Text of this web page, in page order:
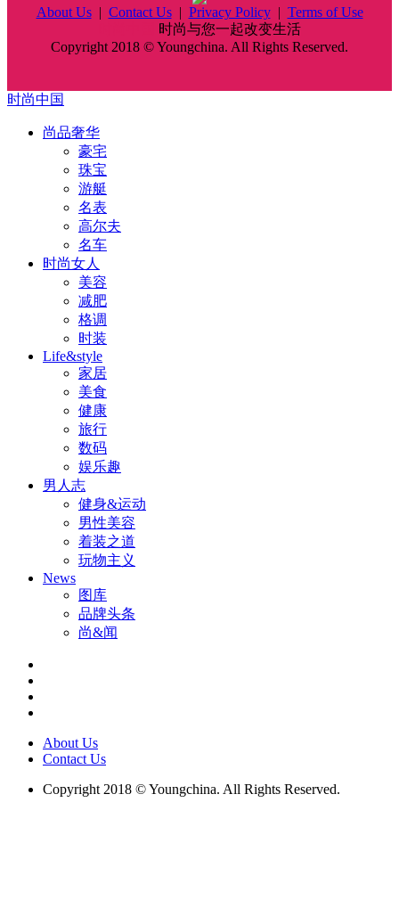
About Us| Contact Us| Privacy Policy| Terms of Use
时尚与您一起改变生活
Copyright 2018 © Youngchina. All Rights Reserved.
时尚中国
尚品奢华
豪宅
珠宝
游艇
名表
高尔夫
名车
时尚女人
美容
减肥
格调
时装
Life&style
家居
美食
健康
旅行
数码
娱乐趣
男人志
健身&运动
男性美容
着装之道
玩物主义
News
图库
品牌头条
尚&闻
About Us
Contact Us
Copyright 2018 © Youngchina. All Rights Reserved.